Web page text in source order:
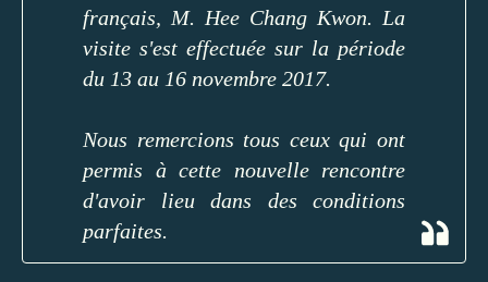
français, M. Hee Chang Kwon. La
visite s'est effectuée sur la période
du 13 au 16 novembre 2017.
Nous remercions tous ceux qui ont
permis à cette nouvelle rencontre
d'avoir lieu dans des conditions
parfaites.